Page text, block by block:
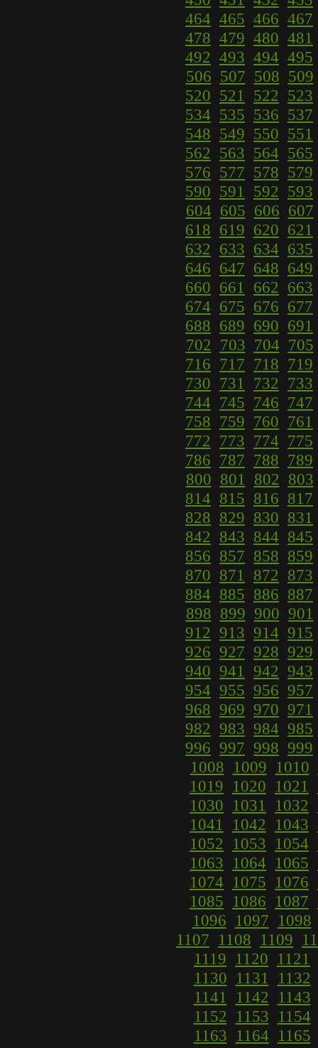
464 465 466 467
478 479 480 481
492 493 494 495
506 507 508 509
520 521 522 523
534 535 536 537
548 549 550 551
562 563 564 565
576 577 578 579
590 591 592 593
604 605 606 607
618 619 620 621
632 633 634 635
646 647 648 649
660 661 662 663
674 675 676 677
688 689 690 691
702 703 704 705
716 717 718 719
730 731 732 733
744 745 746 747
758 759 760 761
772 773 774 775
786 787 788 789
800 801 802 803
814 815 816 817
828 829 830 831
842 843 844 845
856 857 858 859
870 871 872 873
884 885 886 887
898 899 900 901
912 913 914 915
926 927 928 929
940 941 942 943
954 955 956 957
968 969 970 971
982 983 984 985
996 997 998 999
1008 1009 1010
1019 1020 1021
1030 1031 1032
1041
1042 1043
1052
1053 1054
1063 1064 1065
1074 1075 1076
1085 1086 1087
1096 1097 1098
1107 1108 1109
1119 1120 1121
1130 1131
1132
1141
1142
1143
1152
1153 1154
1163 1164 1165